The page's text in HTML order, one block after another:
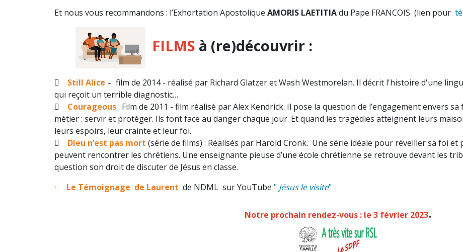
Et nous vous recommandons : l’Exhortation Apostolique AMORIS LAETITIAdu Pape FRANCOIS (lien pour
FILMS à (re)découvrir :
 Still Alice – film de 2014 - réalisé par Richard Glatzer et Wash Westmorelan. Il décrit l'histoire d'une
qui reçoit un terrible diagnostic…
 Courageous : Film de 2011 - film réalisé par Alex Kendrick. Il pose la question de l’engagement envers
métier : servir et protéger. Ils font face au danger chaque jour. Et quand les tragédies atteignent leurs
leurs espoirs, leur crainte et leur foi.
 Dieu n’est pas mort (série de films) : Réalisés par Harold Cronk. Une série idéale pour réveiller sa foi et
peuvent rencontrer les chrétiens. Une enseignante pieuse d’une école chrétienne se retrouve devant les
question son droit de discuter de Jésus en classe.
Le Témoignage de Laurent de NDML sur YouTube " Jésus le visite"
Notre prochain rendez-vous : le 3 février 2023.